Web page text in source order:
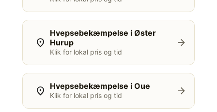
location_on
Hvepsebekæmpelse i Øster
Hurup
Klik for lokal pris og tid
arrow_forward
location_on Hvepsebekæmpelse i Oue
Klik for lokal pris og tid arrow_forward